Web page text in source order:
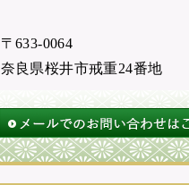
〒633-0064
奈良県桜井市戒重24番地